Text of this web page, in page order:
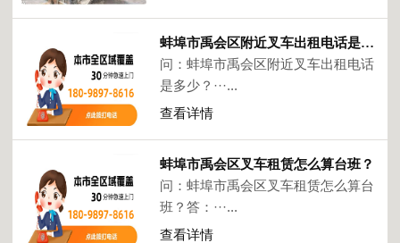
蚌埠市禹会区附近叉车出租电话是多少？
问：蚌埠市禹会区附近叉车出租电话
是多少？···...
查看详情
蚌埠市禹会区叉车租赁怎么算台班？
问：蚌埠市禹会区叉车租赁怎么算台
班？答：···...
查看详情